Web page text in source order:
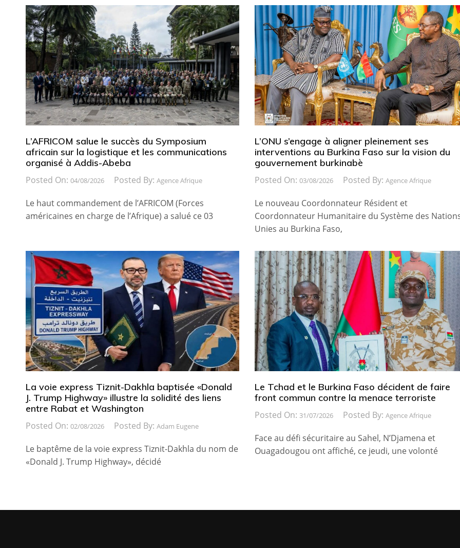
L’AFRICOM salue le succès du Symposium
africain sur la logistique et les communications
organisé à Addis-Abeba
Posted On: 04/08/2026 Posted By: Agence Afrique
Le haut commandement de l’AFRICOM (Forces
américaines en charge de l’Afrique) a salué ce 03
L’ONU s’engage à aligner pleinement ses
interventions au Burkina Faso sur la vision du
gouvernement burkinabè
Posted On: 03/08/2026 Posted By: Agence Afrique
Le nouveau Coordonnateur Résident et
Coordonnateur Humanitaire du Système des
Unies au Burkina Faso,
La voie express Tiznit-Dakhla baptisée «Donald
J. Trump Highway» illustre la solidité des liens
entre Rabat et Washington
Posted On: 02/08/2026 Posted By: Adam Eugene
Le baptême de la voie express Tiznit-Dakhla du nom de
«Donald J. Trump Highway», décidé
Le Tchad et le Burkina Faso décident de faire
front commun contre la menace terroriste
Posted On: 31/07/2026 Posted By: Agence Afrique
Face au défi sécuritaire au Sahel, N’Djamena et
Ouagadougou ont affiché, ce jeudi, une volonté